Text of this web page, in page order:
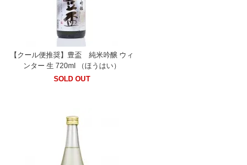
【クール便推奨】豊盃 純米吟醸 ウィ
ンター 生 720ml （ほうはい）
SOLD OUT